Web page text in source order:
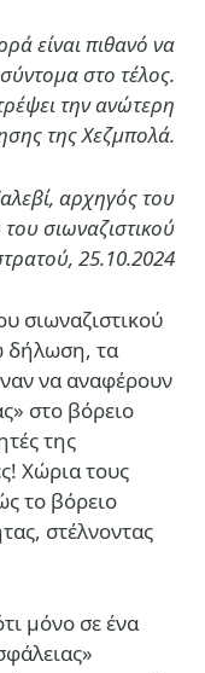
είναι πιθανό να
στο τέλος.
την ανώτερη
της Χεζμπολά.
αρχηγός του
του σιωναζιστικού
25.10.2024
σιωναζιστικού
δήλωση, τα
να αναφέρουν
στο βόρειο
της
Χώρια τους
το βόρειο
στέλνοντας
μόνο σε ένα